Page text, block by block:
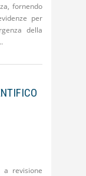
fornendo
per
della
revisione